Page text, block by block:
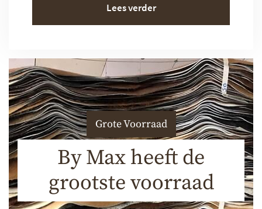
Lees verder
Grote Voorraad
By Max heeft de
grootste voorraad